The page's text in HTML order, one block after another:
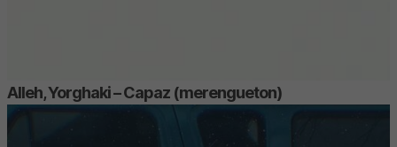
Alleh, Yorghaki – Capaz (merengueton)